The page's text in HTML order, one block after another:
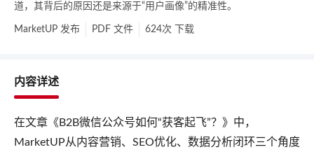
道，其背后的原因还是来源于“用户画像”的精准性。
MarketUP 发布 PDF 文件 624次 下载
内容详述
在文章《B2B微信公众号如何“获客起飞”？》中，
MarketUP从内容营销、SEO优化、数据分析闭环三个角度